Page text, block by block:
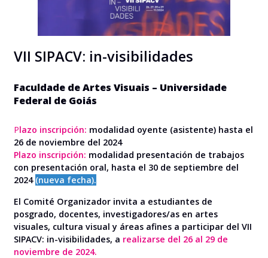
VII SIPACV: in-visibilidades
Faculdade de Artes Visuais – Universidade
Federal de Goiás
Plazo inscripción: modalidad oyente (asistente) hasta el
26 de noviembre del 2024
Plazo inscripción: modalidad presentación de trabajos
con presentación oral, hasta el 30 de septiembre del
2024 (nueva fecha).
El Comité Organizador invita a estudiantes de
posgrado, docentes, investigadores/as en artes
visuales, cultura visual y áreas afines a participar del VII
SIPACV: in-visibilidades, a realizarse del 26 al 29 de
noviembre de 2024.